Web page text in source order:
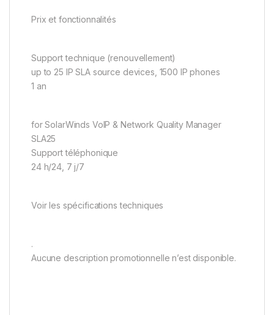
Prix et fonctionnalités
Support technique (renouvellement)
up to 25 IP SLA source devices, 1500 IP phones
1 an
for SolarWinds VoIP & Network Quality Manager
SLA25
Support téléphonique
24 h/24, 7 j/7
Voir les spécifications techniques
.
Aucune description promotionnelle n’est disponible.